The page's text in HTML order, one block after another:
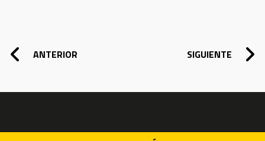
NAVEGACIÓN DE ENTRADAS
ANTERIOR SIGUIENTE